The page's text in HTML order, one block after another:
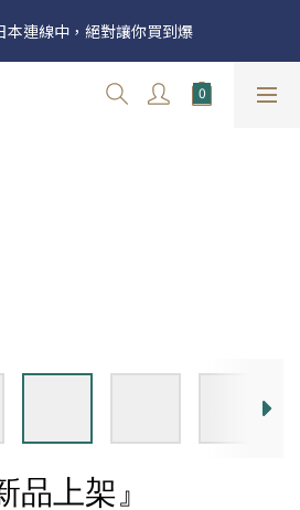
金 - 滿 $2000 送 $60 / 滿 $4000 送 $300
$10000 送 $1500
本連線中，絕對讓你買到爆
品上架』